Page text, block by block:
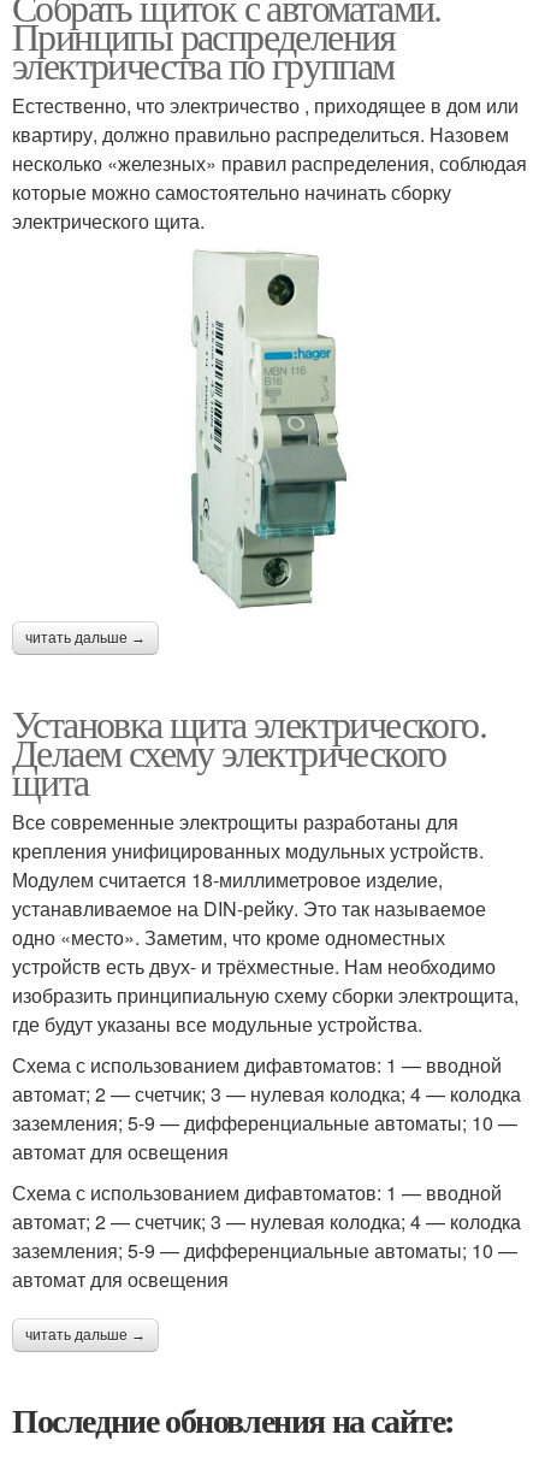
Принципы распределения
электричества по группам
Естественно, что электричество , приходящее в дом или
квартиру, должно правильно распределиться. Назовем
несколько «железных» правил распределения, соблюдая
которые можно самостоятельно начинать сборку
электрического щита.
читать дальше →
Установка щита электрического.
Делаем схему электрического
щита
Все современные электрощиты разработаны для
крепления унифицированных модульных устройств.
Модулем считается 18-миллиметровое изделие,
устанавливаемое на DIN-рейку. Это так называемое
одно «место». Заметим, что кроме одноместных
устройств есть двух- и трёхместные. Нам необходимо
изобразить принципиальную схему сборки электрощита,
где будут указаны все модульные устройства.
Схема с использованием дифавтоматов: 1 — вводной
автомат; 2 — счетчик; 3 — нулевая колодка; 4 — колодка
заземления; 5-9 — дифференциальные автоматы; 10 —
автомат для освещения
Схема с использованием дифавтоматов: 1 — вводной
автомат; 2 — счетчик; 3 — нулевая колодка; 4 — колодка
заземления; 5-9 — дифференциальные автоматы; 10 —
автомат для освещения
читать дальше →
Последние обновления на сайте: